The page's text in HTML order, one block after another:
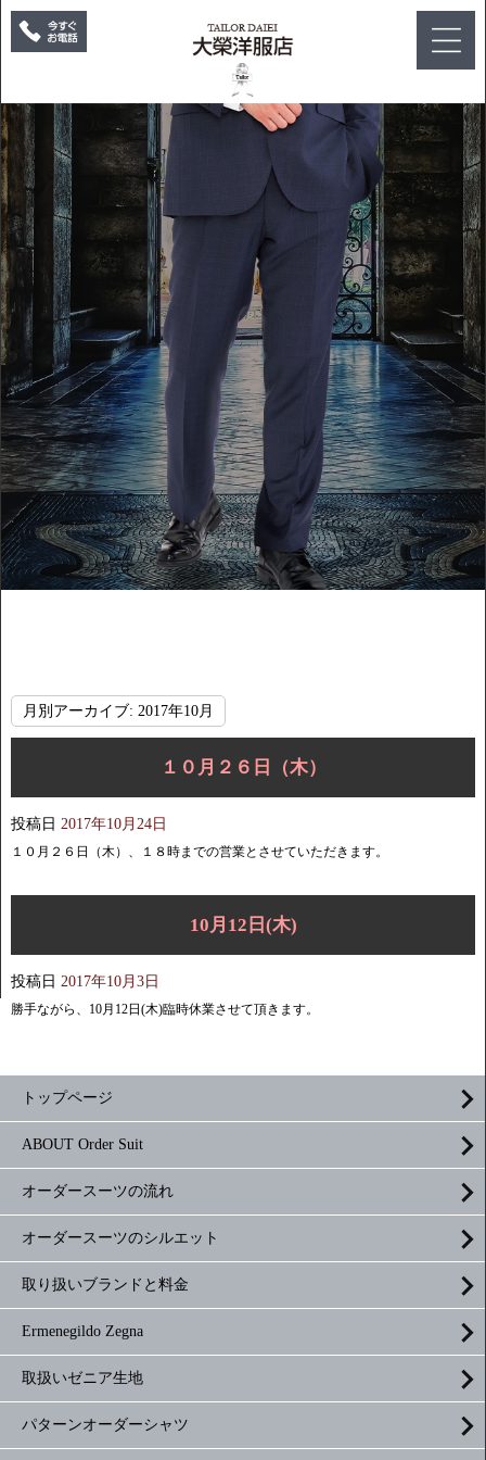
月別アーカイブ: 2017年10月
１０月２６日（木）
投稿日 2017年10月24日
１０月２６日（木）、１８時までの営業とさせていただきます。
10月12日(木)
投稿日 2017年10月3日
勝手ながら、10月12日(木)臨時休業させて頂きます。
トップページ
ABOUT Order Suit
オーダースーツの流れ
オーダースーツのシルエット
取り扱いブランドと料金
Ermenegildo Zegna
取扱いゼニア生地
パターンオーダーシャツ